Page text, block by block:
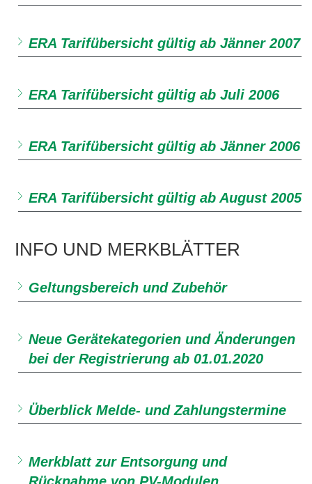
ERA Tarifübersicht gültig ab Jänner 2007
ERA Tarifübersicht gültig ab Juli 2006
ERA Tarifübersicht gültig ab Jänner 2006
ERA Tarifübersicht gültig ab August 2005
INFO UND MERKBLÄTTER
Geltungsbereich und Zubehör
Neue Gerätekategorien und Änderungen
bei der Registrierung ab 01.01.2020
Überblick Melde- und Zahlungstermine
Merkblatt zur Entsorgung und